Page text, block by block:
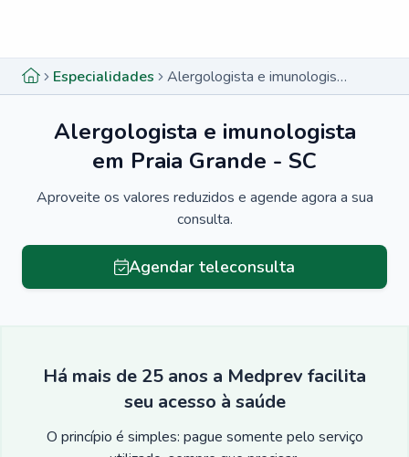
Especialidades Alergologista e imunologista em Praia Grande - SC
Alergologista e imunologista
em Praia Grande - SC
Aproveite os valores reduzidos e agende agora a sua
consulta.
Agendar teleconsulta
Há mais de 25 anos a Medprev facilita
seu acesso à saúde
O princípio é simples: pague somente pelo serviço